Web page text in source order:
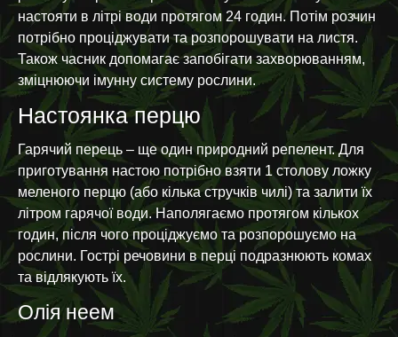
настояти в літрі води протягом 24 годин. Потім розчин
потрібно проціджувати та розпорошувати на листя.
Також часник допомагає запобігати захворюванням,
зміцнюючи імунну систему рослини.
Настоянка перцю
Гарячий перець – ще один природний репелент. Для
приготування настою потрібно взяти 1 столову ложку
меленого перцю (або кілька стручків чилі) та залити їх
літром гарячої води. Наполягаємо протягом кількох
годин, після чого проціджуємо та розпорошуємо на
рослини. Гострі речовини в перці подразнюють комах
та відлякують їх.
Олія неем